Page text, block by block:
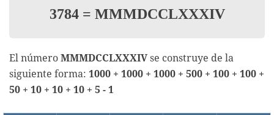
3784 = MMMDCCLXXXIV
El número MMMDCCLXXXIVse construye de la
siguiente forma: 1000 + 1000 + 1000 + 500 + 100 + 100 +
50 + 10 + 10 + 10 + 5 - 1